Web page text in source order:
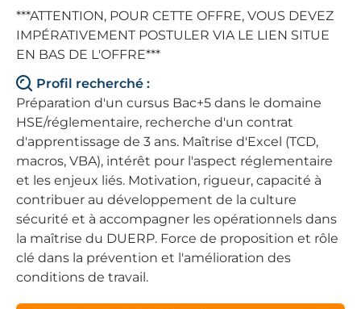
***ATTENTION, POUR CETTE OFFRE, VOUS DEVEZ
IMPÉRATIVEMENT POSTULER VIA LE LIEN SITUE
EN BAS DE L'OFFRE***
Profil recherché :
Préparation d'un cursus Bac+5 dans le domaine
HSE/réglementaire, recherche d'un contrat
d'apprentissage de 3 ans. Maîtrise d'Excel (TCD,
macros, VBA), intérêt pour l'aspect réglementaire
et les enjeux liés. Motivation, rigueur, capacité à
contribuer au développement de la culture
sécurité et à accompagner les opérationnels dans
la maîtrise du DUERP. Force de proposition et rôle
clé dans la prévention et l'amélioration des
conditions de travail.